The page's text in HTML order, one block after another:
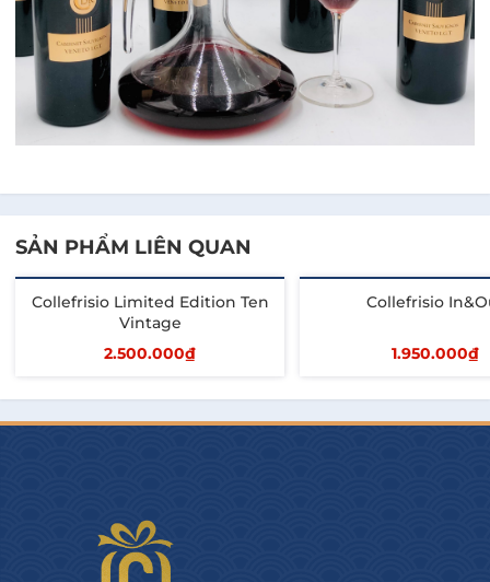
SẢN PHẨM LIÊN QUAN
Collefrisio Limited Edition Ten
Vintage
2.500.000₫
Collefrisio
1.950.000₫